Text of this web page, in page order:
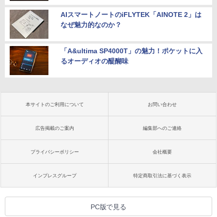
AIスマートノートのiFLYTEK「AINOTE 2」は
なぜ魅力的なのか？
「A&ultima SP4000T」の魅力！ポケットに入
るオーディオの醍醐味
本サイトのご利用について お問い合わせ
広告掲載のご案内 編集部へのご連絡
プライバシーポリシー 会社概要
インプレスグループ 特定商取引法に基づく表示
PC版で見る